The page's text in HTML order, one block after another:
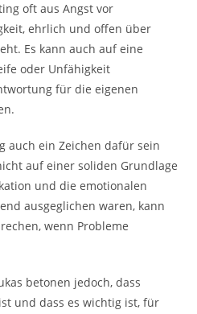
oft aus Angst vor
ehrlich und offen über
Es kann auch auf eine
oder Unfähigkeit
für die eigenen
auch ein Zeichen dafür sein
auf einer soliden Grundlage
und die emotionalen
ausgeglichen waren, kann
wenn Probleme
betonen jedoch, dass
und dass es wichtig ist, für